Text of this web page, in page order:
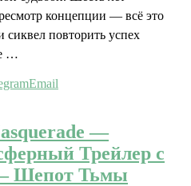
концепции — всё это
повторить успех
…
Email
—
Трейлер с
Шепот Тьмы